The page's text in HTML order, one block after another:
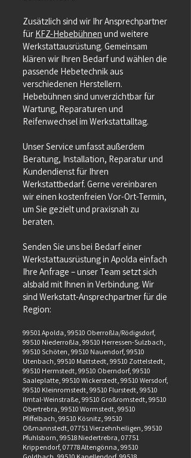
Zusätzlich sind wir Ihr Ansprechpartner
für KFZ-Hebebühnen und weitere
Werkstattausrüstung. Gemeinsam
klären wir Ihren Bedarf und wählen die
passende Hebetechnik aus
verschiedenen Herstellern.
Hebebühnen sind unverzichtbar für
Wartung, Reparaturen und
Reifenwechsel im Werkstattalltag.
Unser Service umfasst außerdem
Beratung, Installation, Reparatur und
Kundendienst für Ihren
Werkstattbedarf. Gerne vereinbaren
wir einen kostenfreien Vor-Ort-Termin,
um Sie gezielt und praxisnah zu
beraten.
Senden Sie uns bei Bedarf einer
Werkstattausrüstung in Apolda einfach
Ihre Anfrage – unser Team setzt sich
alsbald mit Ihnen in Verbindung. Wir
sind Werkstatt-Ansprechpartner für die
Region:
99501 Apolda, 99510 Oberroßla/Rödigsdorf,
99510 Niederroßla, 99510 Herressen-Sulzbach,
99510 Schöten, 99510 Nauendorf, 99510
Utenbach, 99510 Mattstedt, 99510 Zottelstedt,
99510 Hermstedt, 99510 Oberndorf, 99510
Saaleplatte, 99510 Wickerstedt, 99510 Wersdorf,
99510 Kleinromstedt, 99510 Flurstedt, 99510
Ilmtal-Weinstraße, 99510 Großromstedt, 99510
Obertrebra, 99510 Wormstedt, 99510
Pfiffelbach, 99510 Kösnitz, 99510
Oßmannstedt, 07751 Vierzehnheiligen, 99510
Pfuhlsborn, 99518 Niedertrebra, 07751
Krippendorf, 07778 Altengönna, 99510